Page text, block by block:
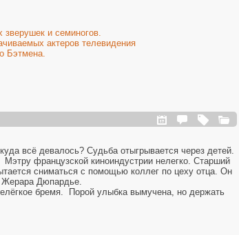
и семиногов.
актеров телевидения
Бэтмена.
всё девалось? Судьба отыгрывается через детей.
французской киноиндустрии нелегко. Старший
сниматься с помощью коллег по цеху отца. Он
Дюпардье.
бремя. Порой улыбка вымучена, но держать